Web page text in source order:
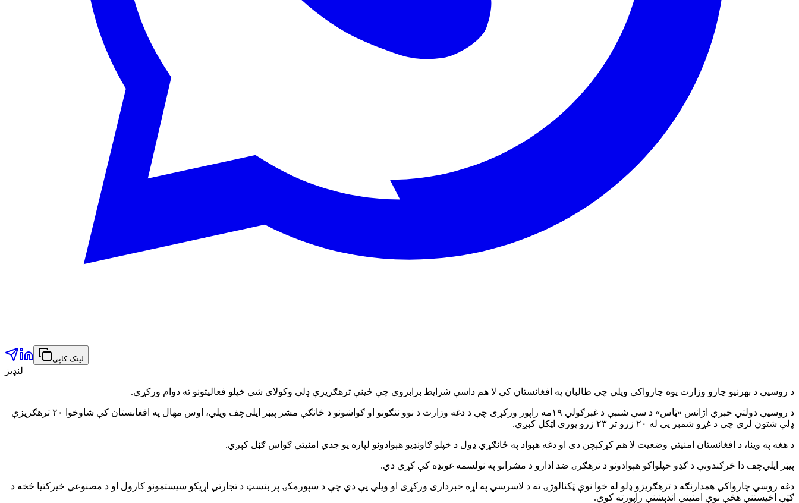
لینک کاپي
لنډیز
د روسیې د بهرنیو چارو وزارت یوه چارواکي ویلي چې طالبان په افغانستان کې لا هم داسې شرایط برابروي چې ځینې ترهګریزې ډلې وکولای شي خپلو فعالیتونو ته دوام ورکړي.
د روسیې دولتي خبري اژانس «ټاس» د سې شنبې د غبرګولي ۱۹مه راپور ورکړی چې د دغه وزارت د نوو ننګونو او ګواښونو د څانګې مشر پیټر ایلی‌چف ویلي، اوس مهال په افغانستان کې شاوخوا ۲۰ ترهګریزې
ډلې شتون لري چې د غړو شمېر یې له ۲۰ زرو تر ۲۳ زرو پورې اټکل کېږي.
د هغه په وینا، د افغانستان امنیتي وضعیت لا هم کړکېچن دی او دغه هېواد په ځانګړي ډول د خپلو ګاونډیو هېوادونو لپاره یو جدي امنیتي ګواښ ګڼل کېږي.
پیټر ایلي‌چف دا څرګندونې د ګډو خپلواکو هېوادونو د ترهګرۍ ضد ادارو د مشرانو په نولسمه غونډه کې کړي دي.
دغه روسي چارواکي همدارنګه د ترهګریزو ډلو له خوا نوې ټکنالوژۍ ته د لاسرسي په اړه خبرداری ورکړی او ویلي یې دي چې د سپوږمکۍ پر بنسټ د تجارتي اړیکو سیستمونو کارول او د مصنوعي ځیرکتیا څخه د
ګټې اخیستنې هڅې نوې امنیتي اندېښنې راپورته کوي.